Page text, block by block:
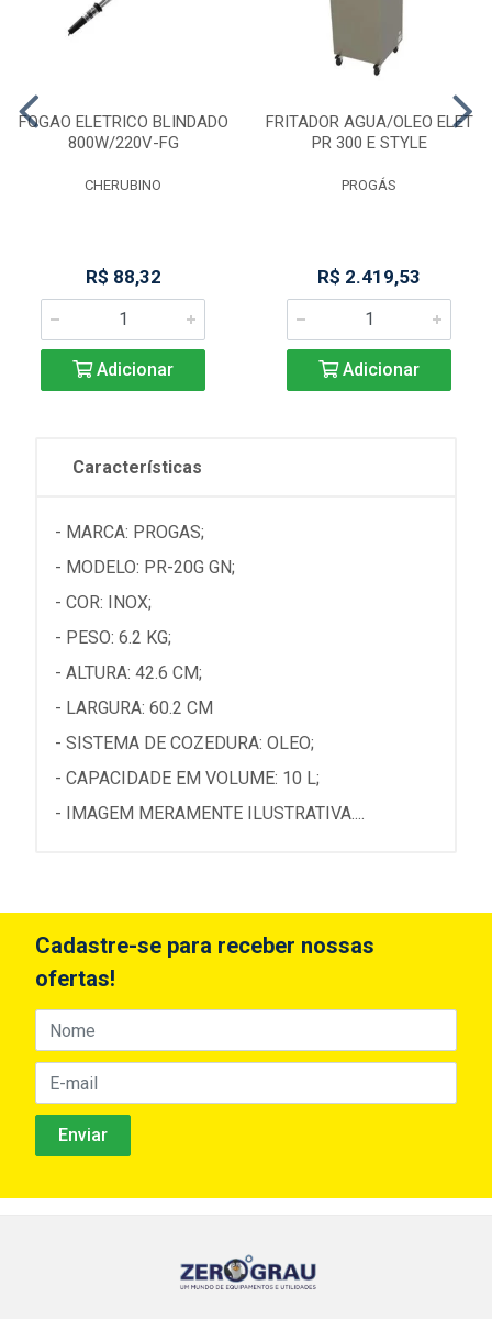
FOGAO ELETRICO BLINDADO
800W/220V-FG
CHERUBINO
R$ 88,32
Adicionar
FRITADOR AGUA/OLEO ELET
PR 300 E STYLE
PROGÁS
R$ 2.419,53
Adicionar
Características
- MARCA: PROGAS;
- MODELO: PR-20G GN;
- COR: INOX;
- PESO: 6.2 KG;
- ALTURA: 42.6 CM;
- LARGURA: 60.2 CM
- SISTEMA DE COZEDURA: OLEO;
- CAPACIDADE EM VOLUME: 10 L;
- IMAGEM MERAMENTE ILUSTRATIVA....
Cadastre-se para receber nossas
ofertas!